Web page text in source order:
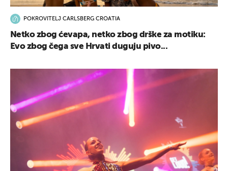
POKROVITELJ CARLSBERG CROATIA
Netko zbog ćevapa, netko zbog drške za motiku:
Evo zbog čega sve Hrvati duguju pivo...